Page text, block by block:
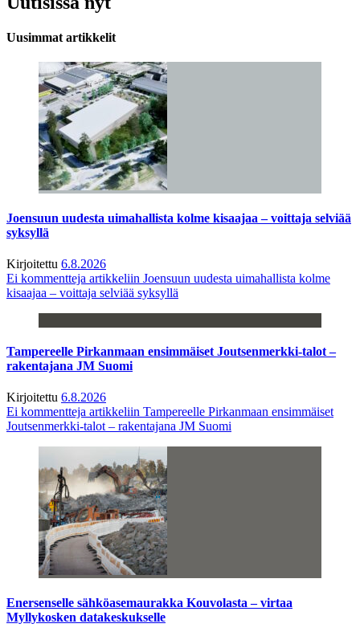
Uusimmat artikkelit
Joensuun uudesta uimahallista kolme kisaajaa – voittaja selviää
syksyllä
Kirjoitettu 6.8.2026
Ei kommentteja artikkeliin Joensuun uudesta uimahallista kolme
kisaajaa – voittaja selviää syksyllä
Tampereelle Pirkanmaan ensimmäiset Joutsenmerkki-talot –
rakentajana JM Suomi
Kirjoitettu 6.8.2026
Ei kommentteja artikkeliin Tampereelle Pirkanmaan ensimmäiset
Joutsenmerkki-talot – rakentajana JM Suomi
Enersenselle sähköasemaurakka Kouvolasta – virtaa
Myllykosken datakeskukselle